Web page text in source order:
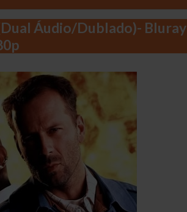
Áudio/Dublado)- Bluray